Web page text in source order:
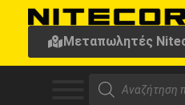
Μεταπωλητές